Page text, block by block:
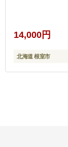
14,000円
北海道 根室市